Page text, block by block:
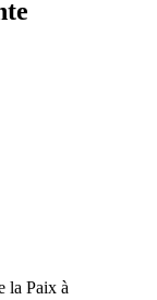
la Paix à